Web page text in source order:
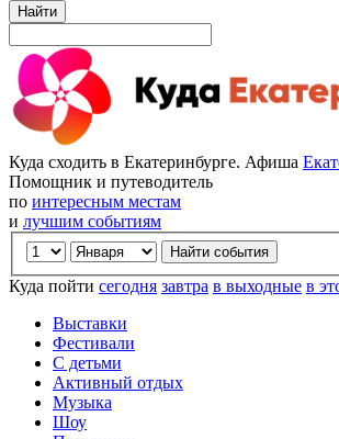
Найти
Куда сходить в Екатеринбурге. Афиша
Помощник и путеводитель
по интересным местам
и лучшим событиям
Куда пойти сегодня завтра в выходные в
Выставки
Фестивали
С детьми
Активный отдых
Музыка
Шоу